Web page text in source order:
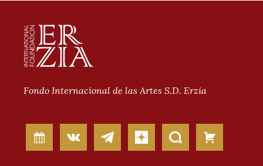
Fondo Internacional de las Artes S.D. Erzia